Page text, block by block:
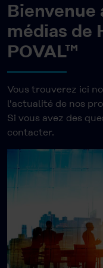
Bienvenue
médias de
POVAL™
Vous trouverez ici
l'actualité de nos
Si vous avez des
contacter.